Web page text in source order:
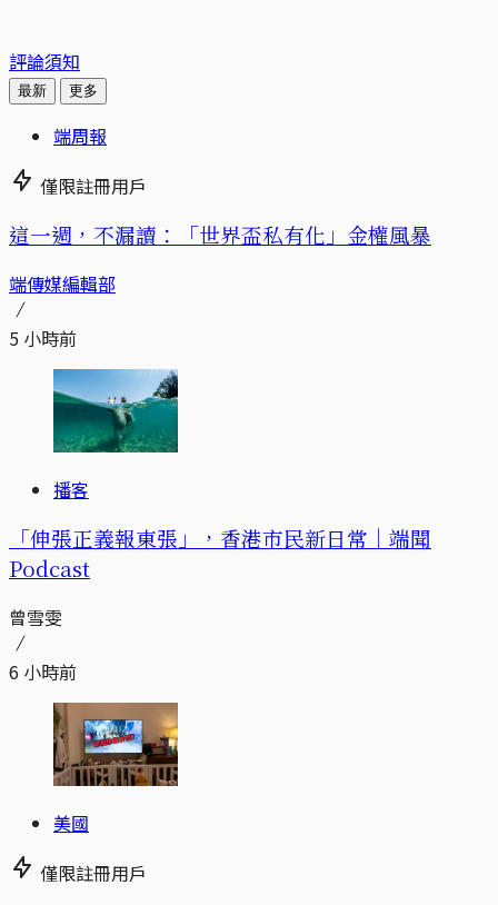
評論須知
最新 更多
端周報
僅限註冊用戶
這一週，不漏讀：「世界盃私有化」金權風暴
端傳媒編輯部
5 小時前
播客
「伸張正義報東張」，香港市民新日常｜端聞
Podcast
曾雪雯
6 小時前
美國
僅限註冊用戶